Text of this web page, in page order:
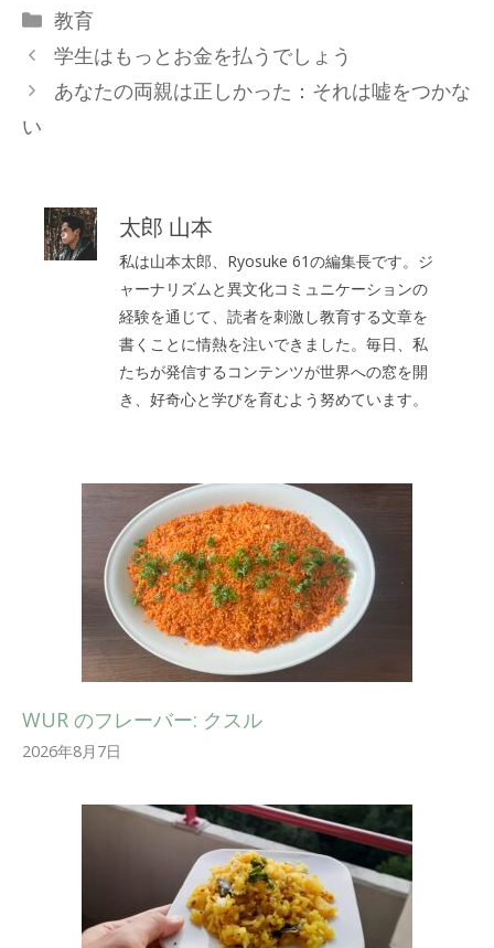
カ
テ
ゴ
リ
教育
学生はもっとお金を払うでしょう
あなたの両親は正しかった：それは嘘をつかな
い
太郎 山本
私は山本太郎、Ryosuke 61の編集長です。ジ
ャーナリズムと異文化コミュニケーションの
経験を通じて、読者を刺激し教育する文章を
書くことに情熱を注いできました。毎日、私
たちが発信するコンテンツが世界への窓を開
き、好奇心と学びを育むよう努めています。
WUR のフレーバー: クスル
2026年8月7日